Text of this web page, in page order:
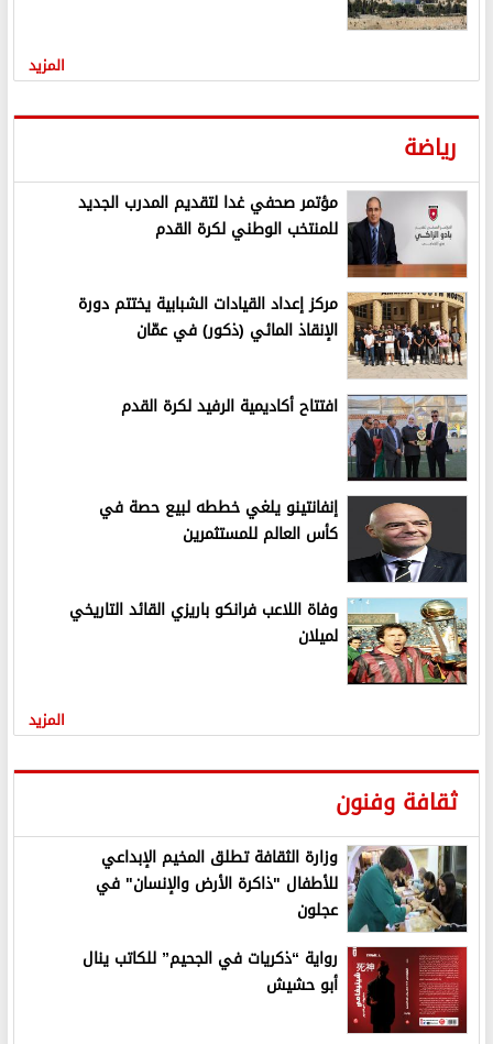
المزيد
رياضة
مؤتمر صحفي غدا لتقديم المدرب الجديد
للمنتخب الوطني لكرة القدم
مركز إعداد القيادات الشبابية يختتم دورة
الإنقاذ المائي (ذكور) في عمّان
افتتاح أكاديمية الرفيد لكرة القدم
إنفانتينو يلغي خططه لبيع حصة في
كأس العالم للمستثمرين
وفاة اللاعب فرانكو باريزي القائد التاريخي
لميلان
المزيد
ثقافة وفنون
وزارة الثقافة تطلق المخيم الإبداعي
للأطفال "ذاكرة الأرض والإنسان" في
عجلون
رواية “ذكريات في الجحيم” للكاتب ينال
أبو حشيش